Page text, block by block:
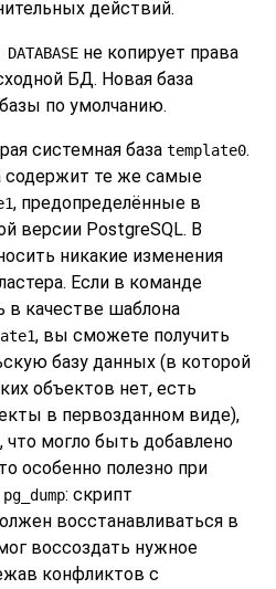
действий.
DATABASE не копирует права
БД. Новая база
по умолчанию.
системная база template0.
содержит те же самые
, предопределённые в
версии PostgreSQL. В
никакие изменения
Если в команде
в качестве шаблона
, вы сможете получить
базу данных (в которой
объектов нет, есть
в первозданном виде),
могло быть добавлено
особенно полезно при
pg_dump: скрипт
восстанавливаться в
воссоздать нужное
конфликтов с